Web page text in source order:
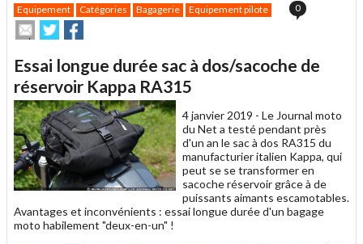
Equipement Catégories Bagagerie Equipement pilote 0
Envoyer
cet
à
un
ami
Partager
sur
sur
Essai longue durée sac à dos/sacoche de
réservoir Kappa RA315
4 janvier 2019 - Le Journal moto
du Net a testé pendant près
d'un an le sac à dos RA315 du
manufacturier italien Kappa, qui
peut se se transformer en
sacoche réservoir grâce à de
puissants aimants escamotables.
Avantages et inconvénients : essai longue durée d'un bagage
moto habilement "deux-en-un" !